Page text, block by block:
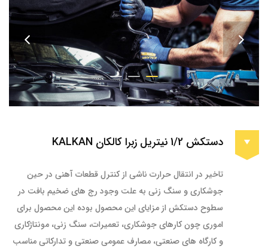
دستکش 1/2 نیتریل زبرا کالکان KALKAN
تاخیر در انتقال حرارت ناشی از کنترل قطعات آهنی در حین
جوشکاری و سنگ زنی به علت وجود رج های ضخیم بافت در
سطوح دستکش از مزایای این محصول بوده این محصول برای
اموری چون کارهای جوشکاری، تعمیرات، سنگ زنی، مونتاژکاری
و کارگاه های صنعتی، مصارف عمومی صنعتی و تدارکاتی مناسب